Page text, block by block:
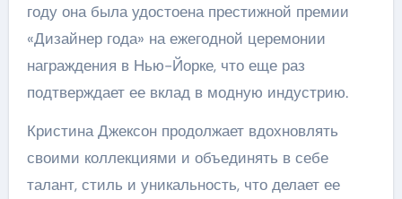
году она была удостоена престижной премии
«Дизайнер года» на ежегодной церемонии
награждения в Нью-Йорке, что еще раз
подтверждает ее вклад в модную индустрию.
Кристина Джексон продолжает вдохновлять
своими коллекциями и объединять в себе
талант, стиль и уникальность, что делает ее